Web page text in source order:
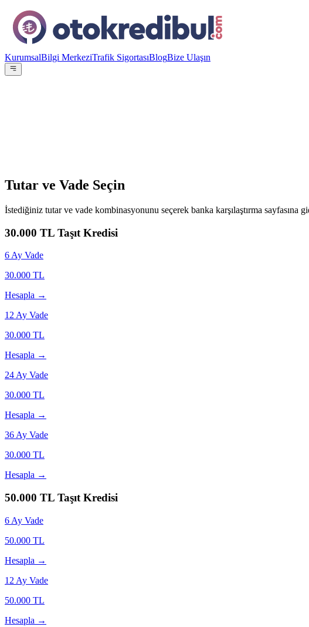
KurumsalBilgi MerkeziTrafik SigortasıBlogBize Ulaşın
Tutar ve Vade Seçin
İstediğiniz tutar ve vade kombinasyonunu seçerek banka karşılaştırma sayfasına
30.000 TL Taşıt Kredisi
6 Ay Vade
30.000 TL
Hesapla →
12 Ay Vade
30.000 TL
Hesapla →
24 Ay Vade
30.000 TL
Hesapla →
36 Ay Vade
30.000 TL
Hesapla →
50.000 TL Taşıt Kredisi
6 Ay Vade
50.000 TL
Hesapla →
12 Ay Vade
50.000 TL
Hesapla →